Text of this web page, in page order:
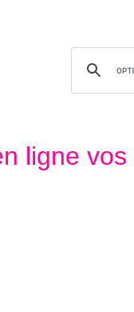
ligne vos